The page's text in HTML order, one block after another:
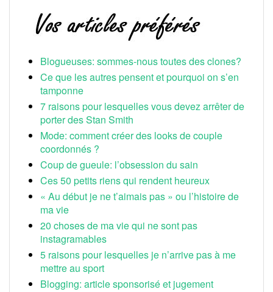
Blogueuses: sommes-nous toutes des clones?
Ce que les autres pensent et pourquoi on s’en
tamponne
7 raisons pour lesquelles vous devez arrêter de
porter des Stan Smith
Mode: comment créer des looks de couple
coordonnés ?
Coup de gueule: l’obsession du sain
Ces 50 petits riens qui rendent heureux
« Au début je ne t’aimais pas » ou l’histoire de
ma vie
20 choses de ma vie qui ne sont pas
instagramables
5 raisons pour lesquelles je n’arrive pas à me
mettre au sport
Blogging: article sponsorisé et jugement